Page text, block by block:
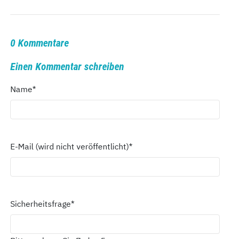
0 Kommentare
Einen Kommentar schreiben
Name*
E-Mail (wird nicht veröffentlicht)*
Sicherheitsfrage*